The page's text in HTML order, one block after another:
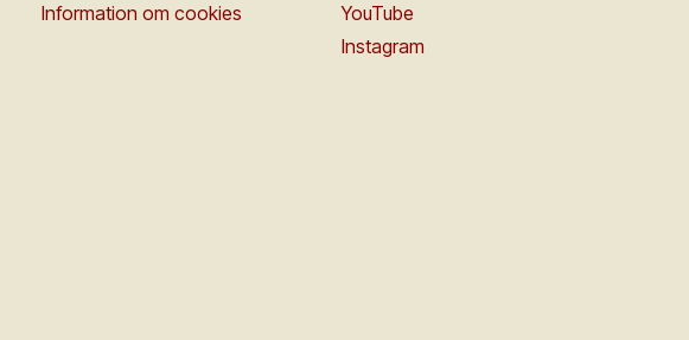
Information om cookies
YouTube
Instagram